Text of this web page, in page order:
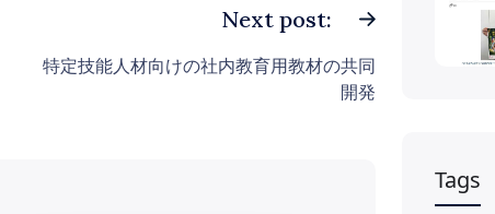
Next post:
特定技能人材向けの社内教育用教材の共同
開発
Tags